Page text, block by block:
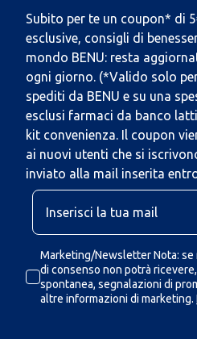
Subito per te un coupon* di
esclusive, consigli di
mondo BENU: resta
ogni giorno. (*Valido solo
spediti da BENU e su una
esclusi farmaci da banco
kit convenienza. Il coupon
ai nuovi utenti che si
inviato alla mail inserita
Marketing/Newsletter Nota: se
di consenso non potrà
spontanea, segnalazioni di
altre informazioni di marketing.